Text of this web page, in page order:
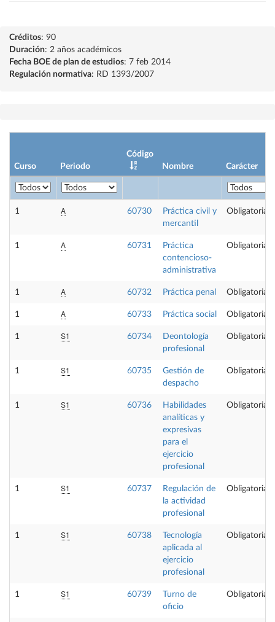
Créditos: 90
Duración: 2 años académicos
Fecha BOE de plan de estudios: 7 feb 2014
Regulación normativa: RD 1393/2007
Curso Periodo
Código
Nombre
Carácter
1 A 60730
Práctica civil y
mercantil
Obligatoria
1 A 60731
Práctica
contencioso-
administrativa
Obligatoria
1 A 60732 Práctica penal Obligatoria
1 A 60733 Práctica social Obligatoria
1 S1 60734
Deontología
profesional
Obligatoria
1 S1 60735
Gestión de
despacho
Obligatoria
1 S1 60736
Habilidades
analíticas y
expresivas
para el
ejercicio
profesional
Obligatoria
1 S1 60737
Regulación de
la actividad
profesional
Obligatoria
1 S1 60738
Tecnología
aplicada al
ejercicio
profesional
Obligatoria
1 S1 60739
Turno de
oficio
Obligatoria